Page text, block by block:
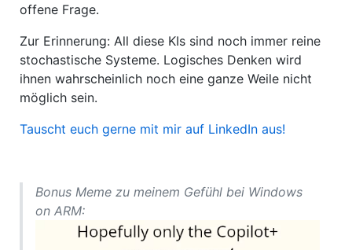
offene Frage.
Zur Erinnerung: All diese KIs sind noch immer reine
stochastische Systeme. Logisches Denken wird
ihnen wahrscheinlich noch eine ganze Weile nicht
möglich sein.
Tauscht euch gerne mit mir auf LinkedIn aus!
Bonus Meme zu meinem Gefühl bei Windows
on ARM: